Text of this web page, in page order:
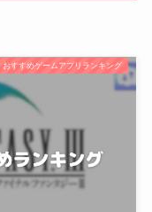
おすすめゲームアプリランキング